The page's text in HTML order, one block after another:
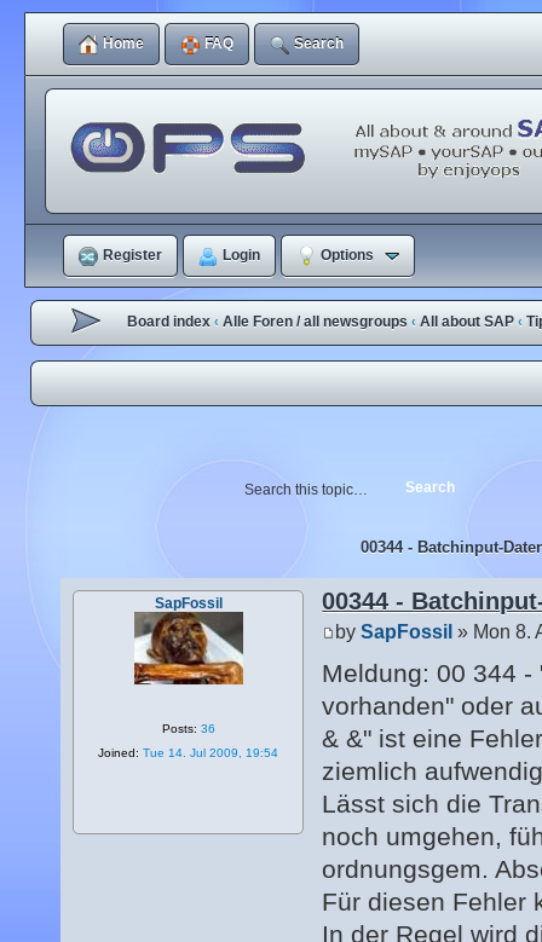
Home FAQ Search
Register Login Options
Board index ‹ Alle Foren / all newsgroups ‹ All about SAP ‹
00344 - Batchinput-
00344 -
bySapFossil » Mon 8.
Meldung: 00 344
vorhanden" oder
& &" ist eine
ziemlich
Lässt sich die
noch umgehen,
ordnungsgem.
Für diesen Fehler
In der Regel wird
SapFossil
Posts: 36
Joined: Tue 14. Jul 2009, 19:54